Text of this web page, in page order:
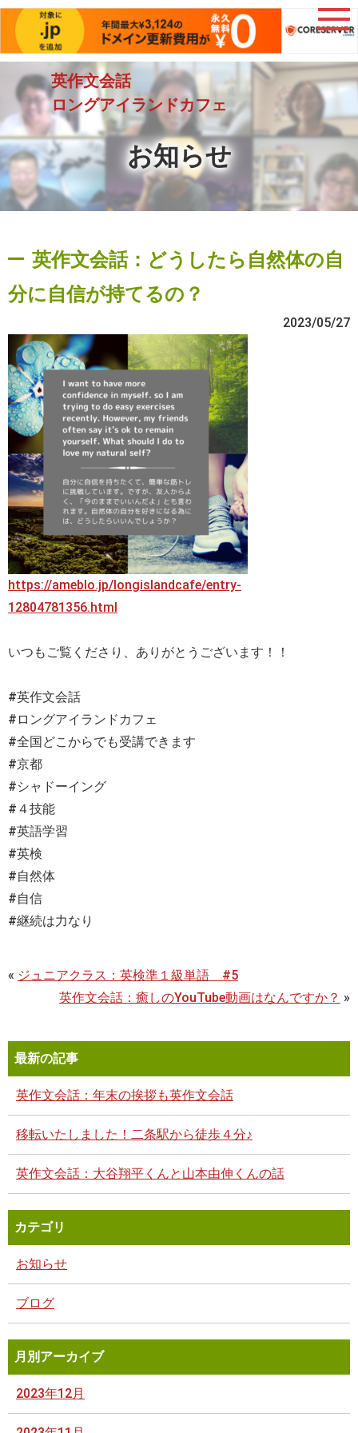
英作文会話
ロングアイランドカフェ
お知らせ
英作文会話：どうしたら自然体の自
分に自信が持てるの？
2023/05/27
https://ameblo.jp/longislandcafe/entry-
12804781356.html
いつもご覧くださり、ありがとうございます！！
#英作文会話
#ロングアイランドカフェ
#全国どこからでも受講できます
#京都
#シャドーイング
#４技能
#英語学習
#英検
#自然体
#自信
#継続は力なり
« ジュニアクラス：英検準１級単語 #5
英作文会話：癒しのYouTube動画はなんですか？ »
最新の記事
英作文会話：年末の挨拶も英作文会話
移転いたしました！二条駅から徒歩４分♪
英作文会話：大谷翔平くんと山本由伸くんの話
カテゴリ
お知らせ
ブログ
月別アーカイブ
2023年12月